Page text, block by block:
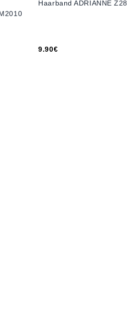
Haarband ADRIANNE Z28
9.90€